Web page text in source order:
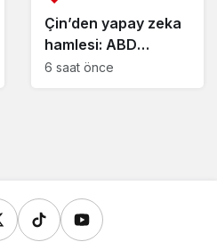
Çin’den yapay zeka
hamlesi: ABD
modelleri askeri
6 saat önce